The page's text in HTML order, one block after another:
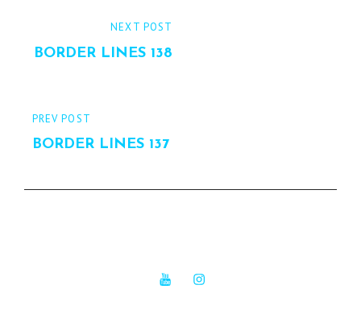
Beitrags-
Navigation
PREVIOUS
POST
PREV POST
BORDER LINES 137
POST
NEXT POST
BORDER LINES 138
YouTubeInstagram